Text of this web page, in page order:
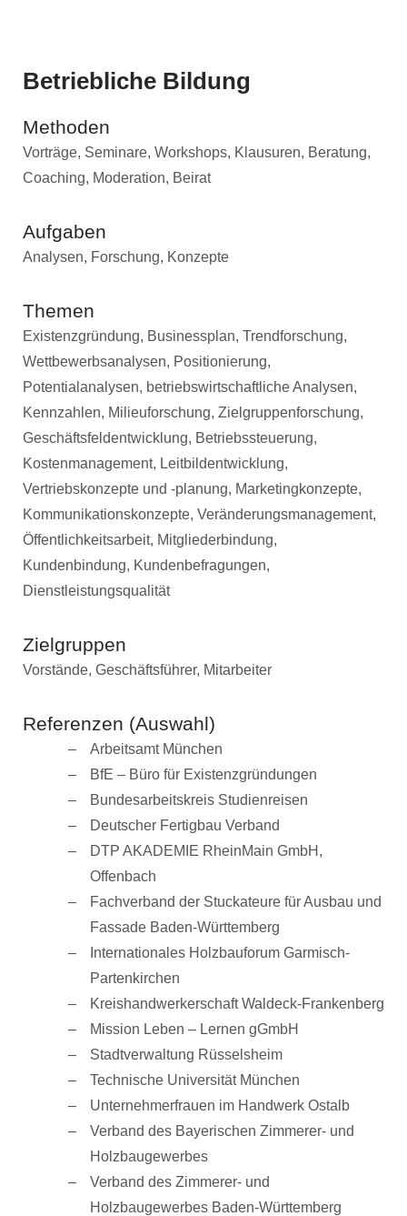
Betriebliche Bildung
Methoden
Vorträge, Seminare, Workshops, Klausuren, Beratung,
Coaching, Moderation, Beirat
Aufgaben
Analysen, Forschung, Konzepte
Themen
Existenzgründung, Businessplan, Trendforschung,
Wettbewerbsanalysen, Positionierung,
Potentialanalysen, betriebswirtschaftliche Analysen,
Kennzahlen, Milieuforschung, Zielgruppenforschung,
Geschäftsfeldentwicklung, Betriebssteuerung,
Kostenmanagement, Leitbildentwicklung,
Vertriebskonzepte und -planung, Marketingkonzepte,
Kommunikationskonzepte, Veränderungsmanagement,
Öffentlichkeitsarbeit, Mitgliederbindung,
Kundenbindung, Kundenbefragungen,
Dienstleistungsqualität
Zielgruppen
Vorstände, Geschäftsführer, Mitarbeiter
Referenzen (Auswahl)
Arbeitsamt München
BfE – Büro für Existenzgründungen
Bundesarbeitskreis Studienreisen
Deutscher Fertigbau Verband
DTP AKADEMIE RheinMain GmbH,
Offenbach
Fachverband der Stuckateure für Ausbau und
Fassade Baden-Württemberg
Internationales Holzbauforum Garmisch-
Partenkirchen
Kreishandwerkerschaft Waldeck-Frankenberg
Mission Leben – Lernen gGmbH
Stadtverwaltung Rüsselsheim
Technische Universität München
Unternehmerfrauen im Handwerk Ostalb
Verband des Bayerischen Zimmerer- und
Holzbaugewerbes
Verband des Zimmerer- und
Holzbaugewerbes Baden-Württemberg